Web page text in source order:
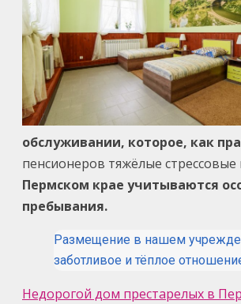
обслуживании, которое, как
пенсионеров тяжёлые
Пермском крае учитываются
пребывания.
Размещение в нашем
заботливое и тёплое
Недорогой дом престарелых в